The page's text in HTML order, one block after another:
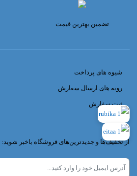
تضمین بهترین قیمت
شیوه های پرداخت
رویه های ارسال سفارش
ثبت سفارش
از تخفیف‌ها و جدیدترین‌های فروشگاه باخبر شوید: